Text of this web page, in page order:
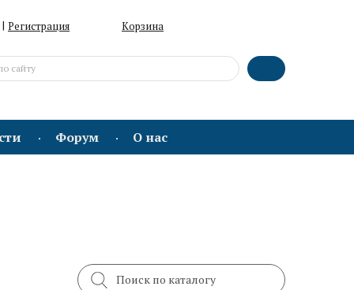
| Регистрация Корзина
Форум О нас